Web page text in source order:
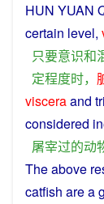
HUN YUAN
certain level,
只要意识和
定程度时，
visceraand
considered
屠宰过的动
The above
catfish area